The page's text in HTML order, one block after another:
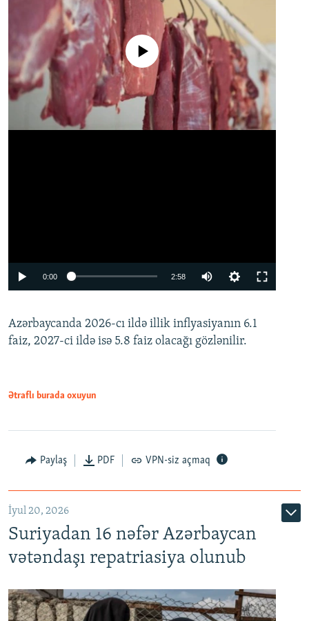
Auto
No media source currently available
0:00 2:58
360p
480p
Azərbaycanda 2026-cı ildə illik inflyasiyanın 6.1
faiz, 2027-ci ildə isə 5.8 faiz olacağı gözlənilir.
Ətraflı burada oxuyun
Paylaş PDF VPN-siz açmaq
İyul 20, 2026
Suriyadan 16 nəfər Azərbaycan
vətəndaşı repatriasiya olunub